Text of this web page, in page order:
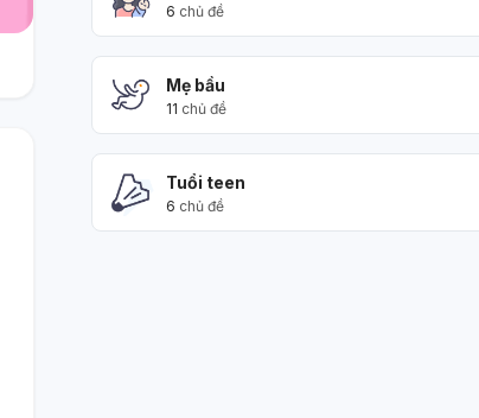
6 chủ đề
Mẹ bầu
11 chủ đề
Tuổi teen
6 chủ đề